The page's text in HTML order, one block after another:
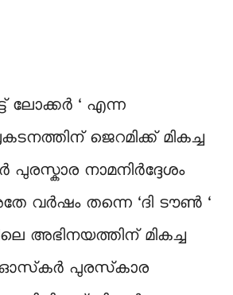
ലോക്കർ ‘ എന്ന
ജെറമിക്ക് മികച്ച
നാമനിർദ്ദേശം
വർഷം തന്നെ ‘ദി ടൗൺ ‘
അഭിനയത്തിന് മികച്ച
പുരസ്‌കാര